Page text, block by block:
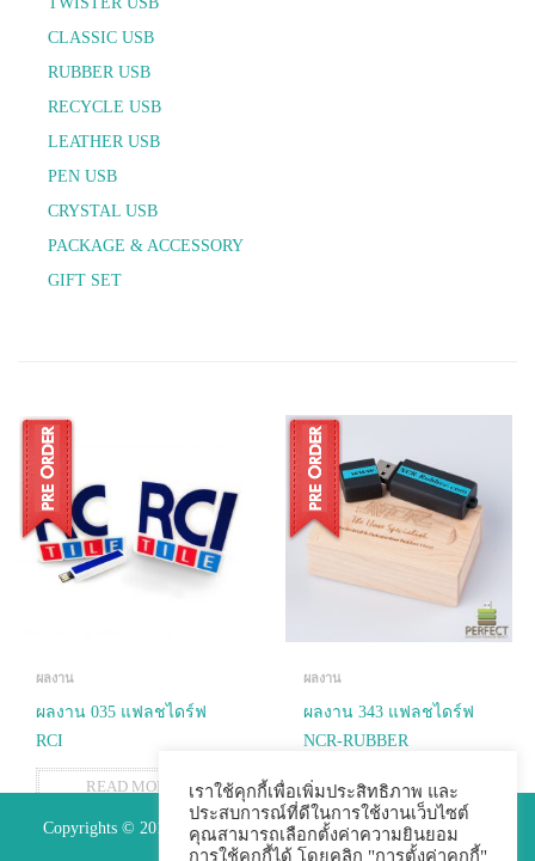
CLASSIC USB
RUBBER USB
RECYCLE USB
LEATHER USB
PEN USB
CRYSTAL USB
PACKAGE & ACCESSORY
GIFT SET
ผลงาน
ผลงาน 035 แฟลชไดร์ฟ
RCI
READ MORE
ผลงาน
ผลงาน 343 แฟลชไดร์ฟ
NCR-RUBBER
READ MORE
Copyrights © 2015 Premium Perfect Co.,ltd. All Rights Reserved.
เราใช้คุกกี้เพื่อเพิ่มประสิทธิภาพ และ
ประสบการณ์ที่ดีในการใช้งานเว็บไซต์
คุณสามารถเลือกตั้งค่าความยินยอม
การใช้คุกกี้ได้ โดยคลิก "การตั้งค่าคุกกี้"